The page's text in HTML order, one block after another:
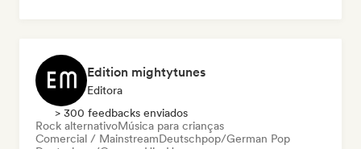
Edition mightytunes
Editora
> 300 feedbacks enviados
Rock alternativoMúsica para crianças
Comercial / MainstreamDeutschpop/German Pop